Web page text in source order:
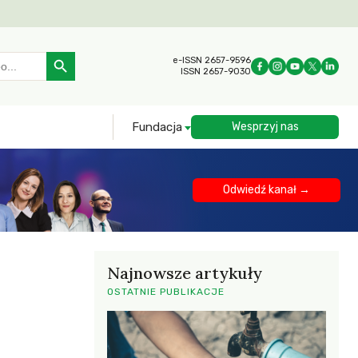
Search Button
e-ISSN 2657-9596
ISSN 2657-9030
Fundacja Wesprzyj nas
Odwiedź kanał →
Najnowsze artykuły
OSTATNIE PUBLIKACJE